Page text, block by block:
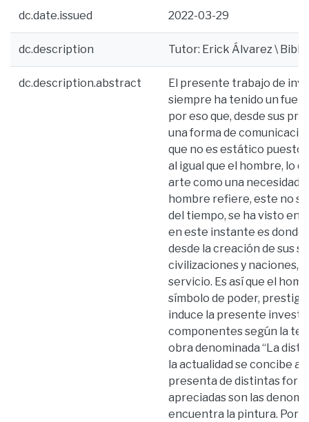
dc.date.issued 2022-03-29
dc.description Tutor: Erick Álvarez \
dc.description.abstract
El presente trabajo de
siempre ha tenido un
por eso que, desde sus
una forma de
que no es estático puesto
al igual que el hombre, lo
arte como una necesidad
hombre refiere, este no
del tiempo, se ha visto en
en este instante es donde
desde la creación de sus
civilizaciones y naciones,
servicio. Es así que el
símbolo de poder,
induce la presente
componentes según la
obra denominada “La
la actualidad se concibe
presenta de distintas
apreciadas son las
encuentra la pintura. Por